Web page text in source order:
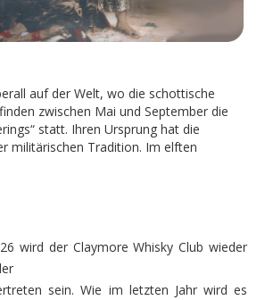
auf der Welt, wo die schottische
zwischen Mai und September die
statt. Ihren Ursprung hat die
militärischen Tradition. Im elften
wird der Claymore Whisky Club wieder
sein. Wie im letzten Jahr wird es